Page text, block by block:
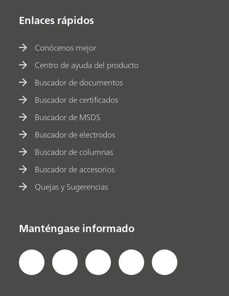
Enlaces rápidos
Conócenos mejor
Centro de ayuda del producto
Buscador de documentos
Buscador de certificados
Buscador de MSDS
Buscador de electrodos
Buscador de columnas
Buscador de accesorios
Quejas y Sugerencias
Manténgase informado